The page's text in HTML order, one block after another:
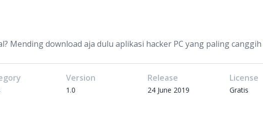
Mending download aja dulu aplikasi hacker PC yang paling
Version
1.0
Release
24 June 2019
License
Gratis